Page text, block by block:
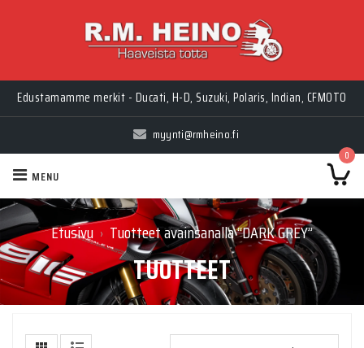
Edustamamme merkit - Ducati, H-D, Suzuki, Polaris, Indian, CFMOTO
myynti@rmheino.fi
0
MENU
Etusivu › Tuotteet avainsanalla “DARK GREY”
TUOTTEET